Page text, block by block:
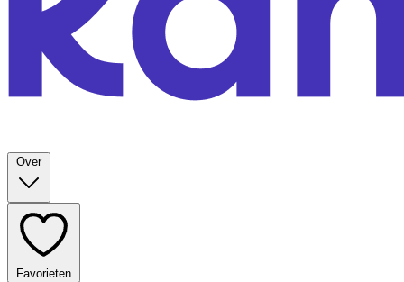
Over
Favorieten